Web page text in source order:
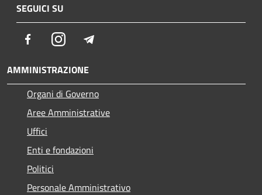
SEGUICI SU
FacebookInstagram
AMMINISTRAZIONE
Organi di Governo
Aree Amministrative
Uffici
Enti e fondazioni
Politici
Personale Amministrativo